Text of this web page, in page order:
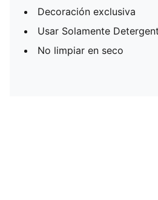
Decoración exclusiva
Usar Solamente
No limpiar en seco